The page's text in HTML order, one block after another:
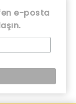
e-posta